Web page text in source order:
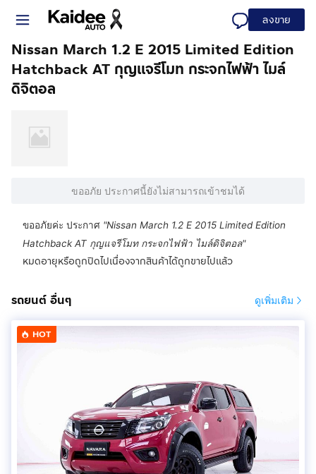
ลงขาย
Nissan March 1.2 E 2015 Limited Edition
Hatchback AT กุญแจรีโมท กระจกไฟฟ้า ไมล์
ดิจิตอล
ขออภัย ประกาศนี้ยังไม่สามารถเข้าชมได้
ขออภัยค่ะ ประกาศ "Nissan March 1.2 E 2015 Limited Edition
Hatchback AT กุญแจรีโมท กระจกไฟฟ้า ไมล์ดิจิตอล"
หมดอายุหรือถูกปิดไปเนื่องจากสินค้าได้ถูกขายไปแล้ว
รถยนต์ อื่นๆ ดูเพิ่มเติม
HOT